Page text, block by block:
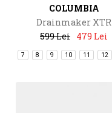
COLUMBIA
Drainmaker XTR
599 Lei 479 Lei
7 8 9 10 11 12